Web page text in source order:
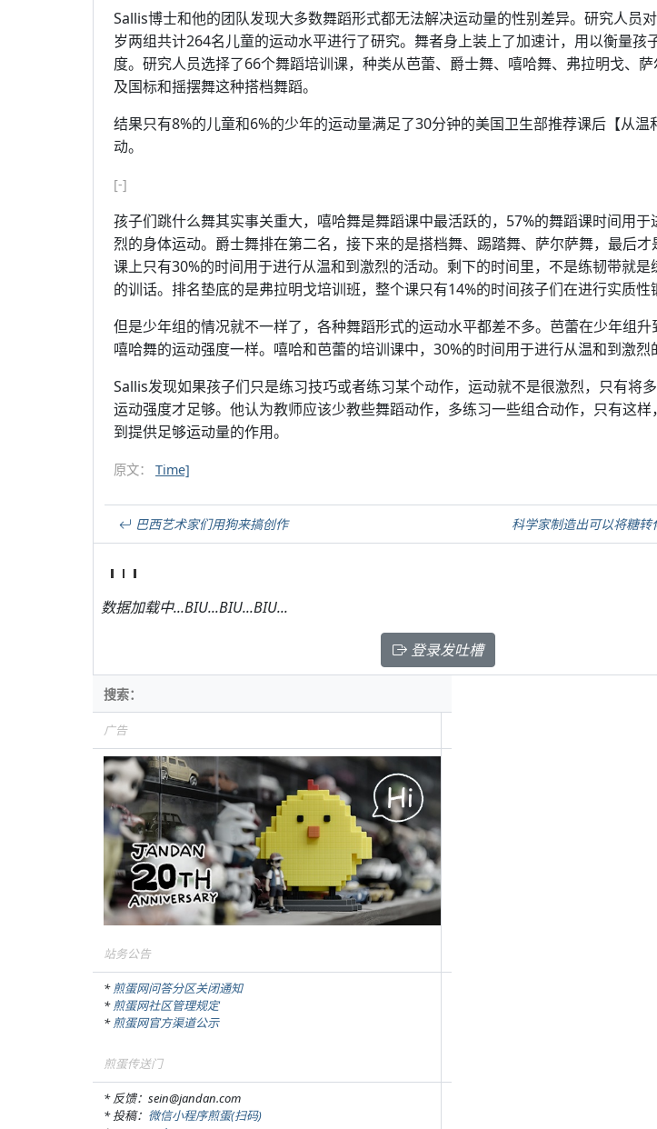
Sallis博士和他的团队发现大多数舞蹈形式都无法解决运动量的性别差异。研究人员
岁两组共计264名儿童的运动水平进行了研究。舞者身上装上了加速计，用以衡量孩
度。研究人员选择了66个舞蹈培训课，种类从芭蕾、爵士舞、嘻哈舞、弗拉明戈、
及国标和摇摆舞这种搭档舞蹈。
结果只有8%的儿童和6%的少年的运动量满足了30分钟的美国卫生部推荐课后【从温
动。
[-]
孩子们跳什么舞其实事关重大，嘻哈舞是舞蹈课中最活跃的，57%的舞蹈课时间用于
烈的身体运动。爵士舞排在第二名，接下来的是搭档舞、踢踏舞、萨尔萨舞，最后
课上只有30%的时间用于进行从温和到激烈的活动。剩下的时间里，不是练韧带就是
的训话。排名垫底的是弗拉明戈培训班，整个课只有14%的时间孩子们在进行实质性
但是少年组的情况就不一样了，各种舞蹈形式的运动水平都差不多。芭蕾在少年组升
嘻哈舞的运动强度一样。嘻哈和芭蕾的培训课中，30%的时间用于进行从温和到激烈
Sallis发现如果孩子们只是练习技巧或者练习某个动作，运动就不是很激烈，只有将多
运动强度才足够。他认为教师应该少教些舞蹈动作，多练习一些组合动作，只有这
到提供足够运动量的作用。
原文： Time]
巴西艺术家们用狗来搞创作 科学家制造出可以将糖
数据加载中...BIU...BIU...BIU...
登录发吐槽
广告
站务公告
* 煎蛋网问答分区关闭通知
* 煎蛋网社区管理规定
* 煎蛋网官方渠道公示
煎蛋传送门
* 反馈：sein@jandan.com
* 投稿： 微信小程序煎蛋(扫码)